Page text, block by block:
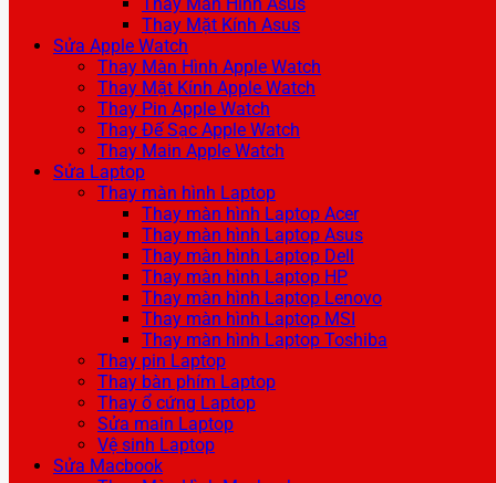
Thay Mặt Kính Asus
Sửa Apple Watch
Thay Màn Hình Apple Watch
Thay Mặt Kính Apple Watch
Thay Pin Apple Watch
Thay Đế Sạc Apple Watch
Thay Main Apple Watch
Sửa Laptop
Thay màn hình Laptop
Thay màn hình Laptop Acer
Thay màn hình Laptop Asus
Thay màn hình Laptop Dell
Thay màn hình Laptop HP
Thay màn hình Laptop Lenovo
Thay màn hình Laptop MSI
Thay màn hình Laptop Toshiba
Thay pin Laptop
Thay bàn phím Laptop
Thay ổ cứng Laptop
Sửa main Laptop
Vệ sinh Laptop
Sửa Macbook